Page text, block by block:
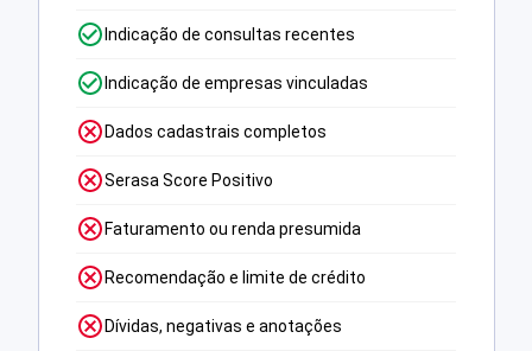
Indicação de consultas recentes
Indicação de empresas vinculadas
Dados cadastrais completos
Serasa Score Positivo
Faturamento ou renda presumida
Recomendação e limite de crédito
Dívidas, negativas e anotações